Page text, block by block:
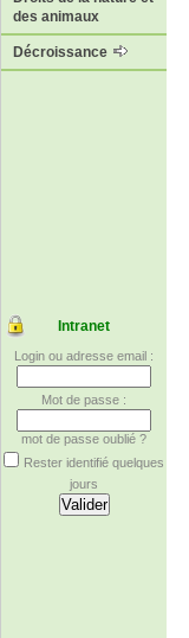
des animaux
Décroissance
Intranet
Login ou adresse email :
Mot de passe :
mot de passe oublié ?
Rester identifié quelques
jours